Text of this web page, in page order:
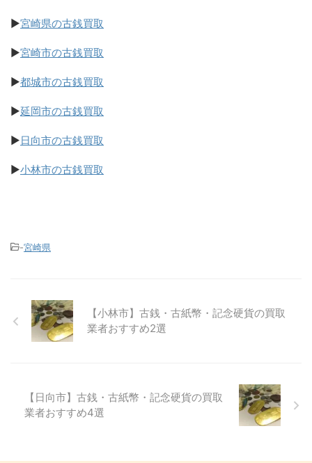
▶宮崎県の古銭買取
▶宮崎市の古銭買取
▶都城市の古銭買取
▶延岡市の古銭買取
▶日向市の古銭買取
▶小林市の古銭買取
-宮崎県
【小林市】古銭・古紙幣・記念硬貨の買取
業者おすすめ2選
【日向市】古銭・古紙幣・記念硬貨の買取
業者おすすめ4選